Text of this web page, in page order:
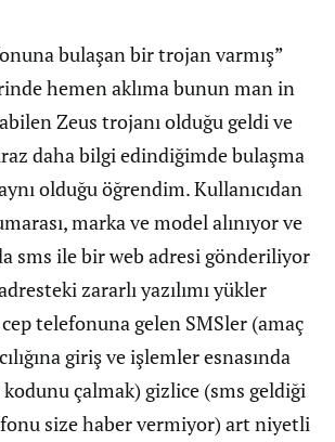
bulaşan bir trojan varmış”
hemen aklıma bunun man in
Zeus trojanı olduğu geldi ve
daha bilgi edindiğimde bulaşma
olduğu öğrendim. Kullanıcıdan
marka ve model alınıyor ve
sms ile bir web adresi gönderiliyor
zararlı yazılımı yükler
telefonuna gelen SMSler (amaç
giriş ve işlemler esnasında
kodunu çalmak) gizlice (sms geldiği
size haber vermiyor) art niyetli